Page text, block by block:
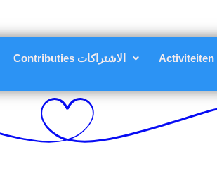
Contributies الاشتراكات